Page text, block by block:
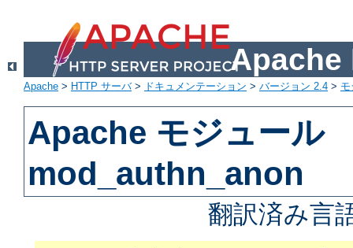
Apache
Apache > HTTP サーバ> ドキュメンテーション > バージョン 2.4 >
Apache モジュール
mod_authn_anon
翻訳済み言